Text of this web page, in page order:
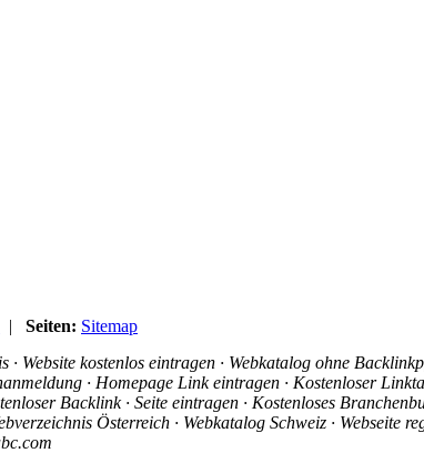
| Seiten: Sitemap
Website kostenlos eintragen · Webkatalog ohne
· Homepage Link eintragen · Kostenloser
Backlink · Seite eintragen · Kostenloses
Österreich · Webkatalog Schweiz · Webseite